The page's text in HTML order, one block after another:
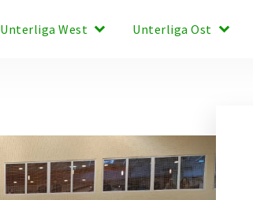
Unterliga West keyboard_arrow_down Unterliga Ost keyboard_arrow_down